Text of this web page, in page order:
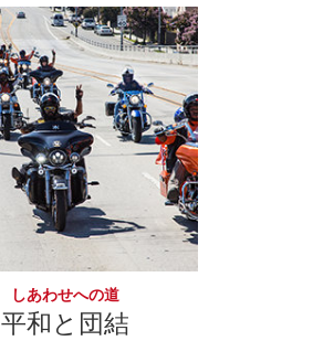
しあわせへの道
平和と団結